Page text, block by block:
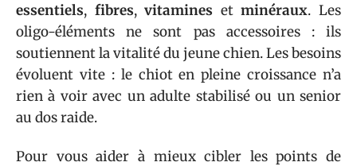
essentiels, fibres,vitamines etminéraux. Les
oligo-éléments ne sont pas accessoires : ils
soutiennent la vitalité du jeune chien. Les besoins
évoluent vite : le chiot en pleine croissance n’a
rien à voir avec un adulte stabilisé ou un senior
au dos raide.
Pour vous aider à mieux cibler les points de